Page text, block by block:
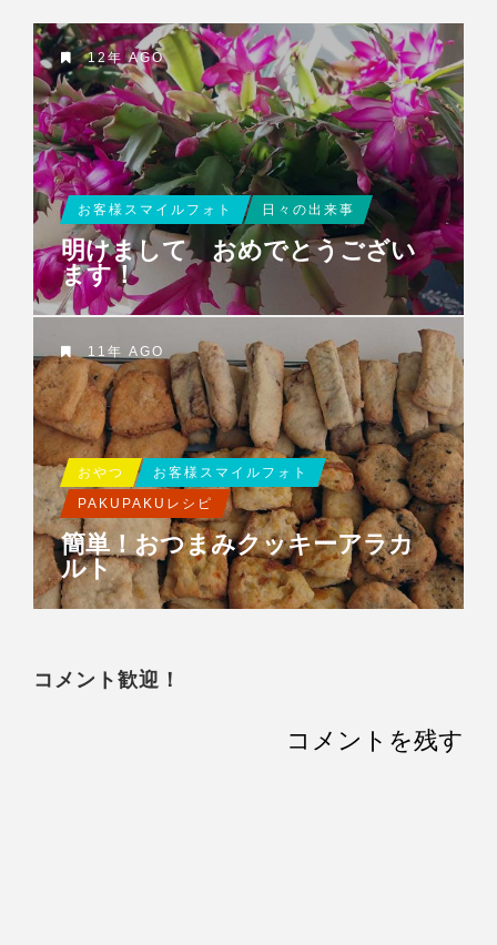
12年 AGO
お客様スマイルフォト 日々の出来事
明けまして おめでとうござい
ます！
11年 AGO
おやつ
お客様スマイルフォト
PAKUPAKUレシピ
簡単！おつまみクッキーアラカ
ルト
コメント歓迎！
コメントを残す